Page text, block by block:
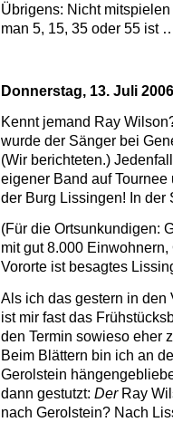
Übrigens: Nicht
man 5, 15, 35 oder 55 ist
Donnerstag, 13. Juli 2006
Kennt jemand Ray
wurde der Sänger bei
(Wir berichteten.)
eigener Band auf
der Burg Lissingen! In der
(Für die Ortsunkundigen:
mit gut 8.000
Vororte ist besagtes
Als ich das gestern in
ist mir fast das
den Termin sowieso eher
Beim Blättern bin ich an
Gerolstein
dann gestutzt: DerRay
nach Gerolstein? Nach